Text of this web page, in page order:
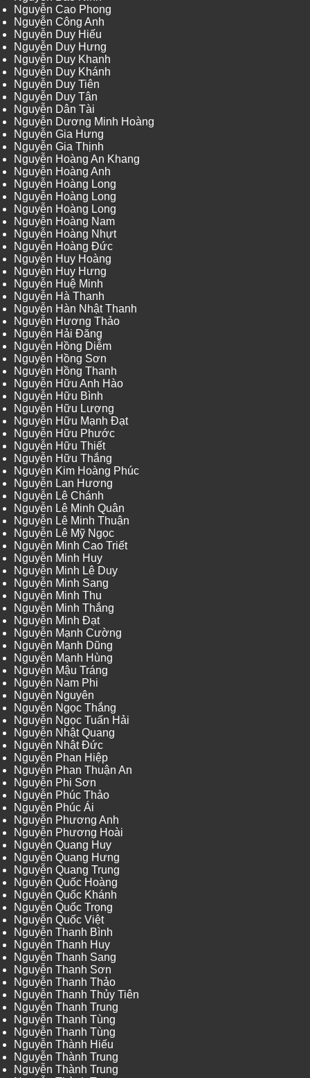
Nguyễn Cao Phong
Nguyễn Công Anh
Nguyễn Duy Hiếu
Nguyễn Duy Hưng
Nguyễn Duy Khanh
Nguyễn Duy Khánh
Nguyễn Duy Tiên
Nguyễn Duy Tân
Nguyễn Dân Tài
Nguyễn Dương Minh Hoàng
Nguyễn Gia Hưng
Nguyễn Gia Thịnh
Nguyễn Hoàng An Khang
Nguyễn Hoàng Anh
Nguyễn Hoàng Long
Nguyễn Hoàng Long
Nguyễn Hoàng Long
Nguyễn Hoàng Nam
Nguyễn Hoàng Nhựt
Nguyễn Hoàng Đức
Nguyễn Huy Hoàng
Nguyễn Huy Hưng
Nguyễn Huệ Minh
Nguyễn Hà Thanh
Nguyễn Hàn Nhật Thanh
Nguyễn Hương Thảo
Nguyễn Hải Đăng
Nguyễn Hồng Diễm
Nguyễn Hồng Sơn
Nguyễn Hồng Thanh
Nguyễn Hữu Anh Hào
Nguyễn Hữu Bình
Nguyễn Hữu Lượng
Nguyễn Hữu Mạnh Đạt
Nguyễn Hữu Phước
Nguyễn Hữu Thiết
Nguyễn Hữu Thắng
Nguyễn Kim Hoàng Phúc
Nguyễn Lan Hương
Nguyễn Lê Chánh
Nguyễn Lê Minh Quân
Nguyễn Lê Minh Thuận
Nguyễn Lê Mỹ Ngọc
Nguyễn Minh Cao Triết
Nguyễn Minh Huy
Nguyễn Minh Lê Duy
Nguyễn Minh Sang
Nguyễn Minh Thu
Nguyễn Minh Thắng
Nguyễn Minh Đạt
Nguyễn Mạnh Cường
Nguyễn Mạnh Dũng
Nguyễn Mạnh Hùng
Nguyễn Mậu Tráng
Nguyễn Nam Phi
Nguyễn Nguyên
Nguyễn Ngọc Thắng
Nguyễn Ngọc Tuấn Hải
Nguyễn Nhật Quang
Nguyễn Nhật Đức
Nguyễn Phan Hiệp
Nguyễn Phan Thuận An
Nguyễn Phi Sơn
Nguyễn Phúc Thảo
Nguyễn Phúc Ái
Nguyễn Phương Anh
Nguyễn Phương Hoài
Nguyễn Quang Huy
Nguyễn Quang Hưng
Nguyễn Quang Trung
Nguyễn Quốc Hoàng
Nguyễn Quốc Khánh
Nguyễn Quốc Trọng
Nguyễn Quốc Việt
Nguyễn Thanh Bình
Nguyễn Thanh Huy
Nguyễn Thanh Sang
Nguyễn Thanh Sơn
Nguyễn Thanh Thảo
Nguyễn Thanh Thủy Tiên
Nguyễn Thanh Trung
Nguyễn Thanh Tùng
Nguyễn Thanh Tùng
Nguyễn Thành Hiếu
Nguyễn Thành Trung
Nguyễn Thành Trung